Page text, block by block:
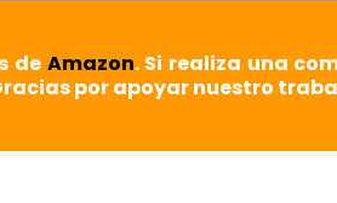
de Amazon. Si realiza una
por apoyar nuestro